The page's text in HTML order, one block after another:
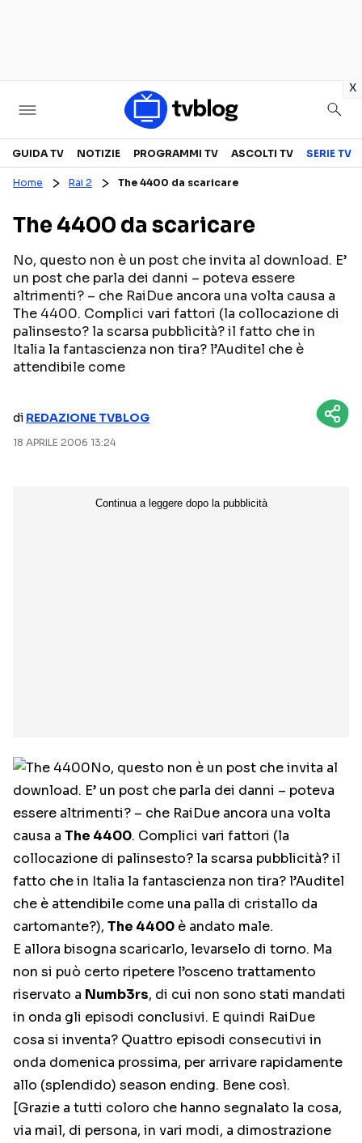
x
Televisione
CANALI TV
PROGRAMMI TV
PERSONAGGI TV
SERIE TV
REALITY SHOW
FICTION
Streaming
AMAZON PRIME VIDEO
DISNEY+
GUIDA TV NOTIZIE PROGRAMMI TV ASCOLTI TV SERIE TV
Home Rai 2 The 4400 da scaricare
The 4400 da scaricare
No, questo non è un post che invita al download. E’
un post che parla dei danni – poteva essere
altrimenti? – che RaiDue ancora una volta causa a
The 4400. Complici vari fattori (la collocazione di
palinsesto? la scarsa pubblicità? il fatto che in
Italia la fantascienza non tira? l’Auditel che è
attendibile come
di REDAZIONE TVBLOG
18 APRILE 2006 13:24
No, questo non è un post che invita al
download. E’ un post che parla dei danni – poteva
essere altrimenti? – che RaiDue ancora una volta
causa a The 4400. Complici vari fattori (la
collocazione di palinsesto? la scarsa pubblicità? il
fatto che in Italia la fantascienza non tira? l’Auditel
che è attendibile come una palla di cristallo da
cartomante?), The 4400 è andato male.
E allora bisogna scaricarlo, levarselo di torno. Ma
non si può certo ripetere l’osceno trattamento
riservato a Numb3rs, di cui non sono stati mandati
in onda gli episodi conclusivi. E quindi RaiDue
cosa si inventa? Quattro episodi consecutivi in
onda domenica prossima, per arrivare rapidamente
allo (splendido) season ending. Bene così.
[Grazie a tutti coloro che hanno segnalato la cosa,
via mail, di persona, in vari modi, a dimostrazione